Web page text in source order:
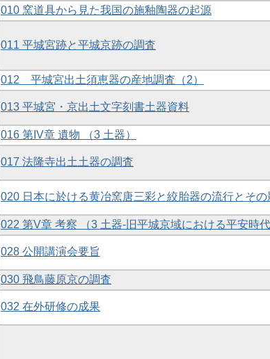
010 窯道具から見た我国の施釉陶器の起源
011 平城宮跡と平城京跡の調査
012 平城宮出土須恵器の産地調査（2）
013 平城宮・京出土文字刻書土器資料
016 第IV章 遺物 （3 土器）
017 法隆寺出土土器の調査
020 日本に於ける黄冶窯唐三彩と絞胎器の流行とその
022 第V章 考察 （3 土器-旧平城京域における平安時
028 公開講演会要旨
030 飛鳥藤原京の調査
032 在外研修の成果